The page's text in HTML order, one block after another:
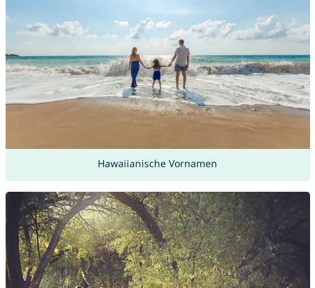
Hawaiianische Vornamen